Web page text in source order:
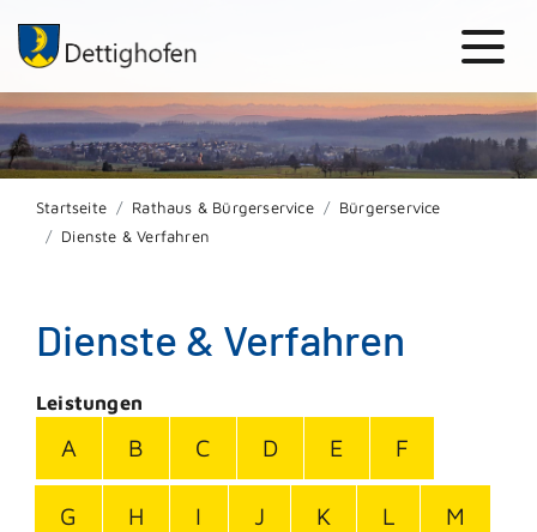
Startseite Rathaus & Bürgerservice
Bürgerservice
Dienste & Verfahren
Dienste & Verfahren
Leistungen
A B C D E F
G H I J K L M